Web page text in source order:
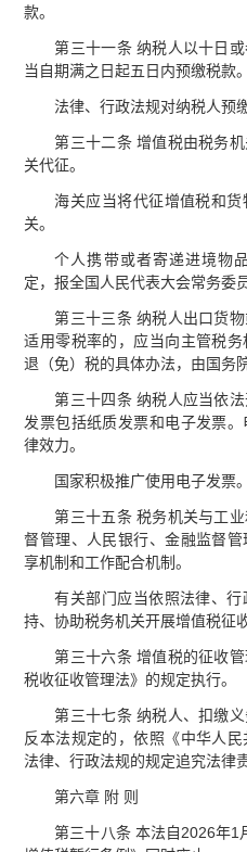
款。
第三十一条 纳税人以十日
当自期满之日起五日内预缴税款。
法律、行政法规对纳税人预
第三十二条 增值税由税务
关代征。
海关应当将代征增值税和
关。
个人携带或者寄递进境物
定，报全国人民代表大会常务委
第三十三条 纳税人出口货
适用零税率的，应当向主管税
退（免）税的具体办法，由国务
第三十四条 纳税人应当依
发票包括纸质发票和电子发票
律效力。
国家积极推广使用电子发票。
第三十五条 税务机关与工
督管理、人民银行、金融监督
享机制和工作配合机制。
有关部门应当依照法律、
持、协助税务机关开展增值税征
第三十六条 增值税的征收
税收征收管理法》的规定执行。
第三十七条 纳税人、扣缴
反本法规定的，依照《中华人
法律、行政法规的规定追究法律
第六章 附 则
第三十八条 本法自2026年1